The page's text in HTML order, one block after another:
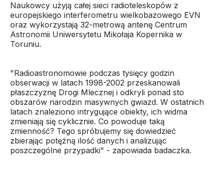
Naukowcy użyją całej sieci radioteleskopów z
europejskiego interferometru wielkobazowego EVN
oraz wykorzystają 32-metrową antenę Centrum
Astronomii Uniwersytetu Mikołaja Kopernika w
Toruniu.
"Radioastronomowie podczas tysięcy godzin
obserwacji w latach 1998-2002 przeskanowali
płaszczyznę Drogi Mlecznej i odkryli ponad sto
obszarów narodzin masywnych gwiazd. W ostatnich
latach znaleziono intrygujące obiekty, ich widma
zmieniają się cyklicznie. Co powoduje taką
zmienność? Tego spróbujemy się dowiedzieć
zbierając potężną ilość danych i analizując
poszczególne przypadki" - zapowiada badaczka.